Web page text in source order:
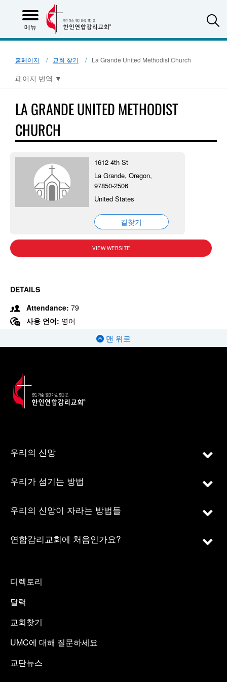
메뉴
홈페이지 교회 찾기 La Grande United Methodist Church
페이지 번역 ▼
LA GRANDE UNITED METHODIST
CHURCH
1612 4th St
La Grande, Oregon,
97850-2506
United States
길찾기
VIEW WEBSITE
DETAILS
Attendance: 79
사용 언어: 영어
맨 위로
우리의 신앙
우리가 섬기는 방법
우리의 신앙이 자라는 방법들
연합감리교회에 처음인가요?
디렉토리
달력
교회찾기
UMC에 대해 질문하세요
교단뉴스